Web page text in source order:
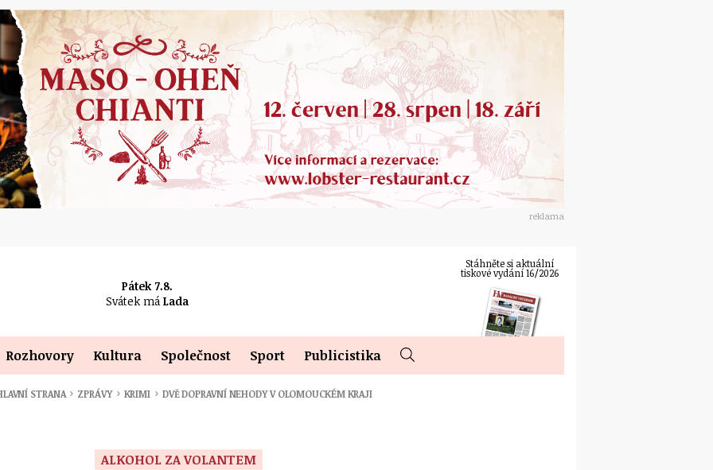
reklama
Pátek 7.8.
Svátek má Lada
Stáhněte si aktuální
tiskové vydání 16/2026
Rozhovory Kultura Společnost Sport Publicistika
STRANA › ZPRÁVY › KRIMI › DVĚ DOPRAVNÍ NEHODY V OLOMOUCKÉM KRAJI
ALKOHOL ZA VOLANTEM